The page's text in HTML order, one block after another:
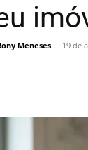
Meneses - 19 de